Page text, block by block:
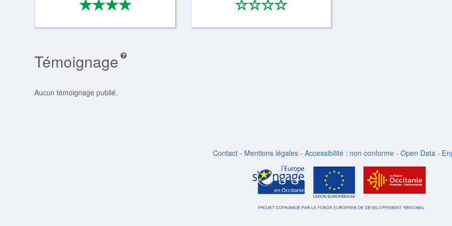
****
4/4 ****
0/4
Témoignage
Aucun témoignage publié.
Contact - Mentions légales - Accessibilité : non conforme - Open Data -